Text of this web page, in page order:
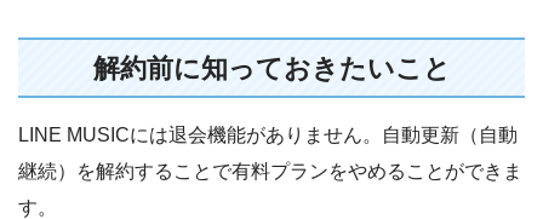
解約前に知っておきたいこと
LINE MUSICには退会機能がありません。自動更新（自動
継続）を解約することで有料プランをやめることができま
す。